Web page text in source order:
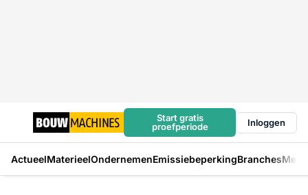
Start gratis
proefperiode
Inloggen
ActueelMaterieelOndernemenEmissiebeperkingBranches